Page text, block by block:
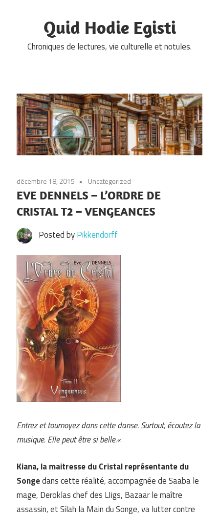
Quid Hodie Egisti
Chroniques de lectures, vie culturelle et notules.
décembre 18, 2015 Uncategorized
EVE DENNELS – L’ORDRE DE
CRISTAL T2 – VENGEANCES
Posted byPikkendorff
Entrez et tournoyez dans cette danse. Surtout, écoutez la
musique. Elle peut être si belle.«
Kiana, la maitresse du Cristal représentante du
Songedans cette réalité, accompagnée de Saaba le
mage, Deroklas chef des LIigs, Bazaar le maître
assassin, et Silah la Main du Songe, va lutter contre